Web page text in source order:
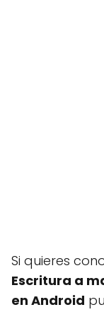
Si quieres
Escritura a
en Android